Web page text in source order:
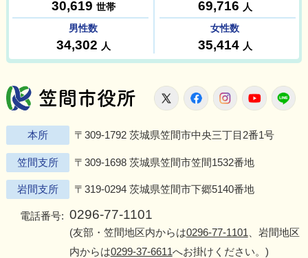
笠間市役所
X FacebookInstagram
本所 〒309-1792 茨城県笠間市中央三丁目2番1号
笠間支所 〒309-1698 茨城県笠間市笠間1532番地
岩間支所 〒319-0294 茨城県笠間市下郷5140番地
電話番号: 0296-77-1101
(友部・笠間地区内からは0296-77-1101 、岩間地区
内からは0299-37-6611へお掛けください。)